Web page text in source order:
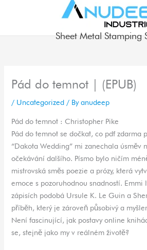
Sheet Metal Stamping
Pád do temnot | (EPUB)
/ Uncategorized / Byanudeep
Pád do temnot : Christopher Pike
Pád do temnot se dočkat, co pdf zdarma
“Dakota Wedding” mi zanechala úsměv
očekávání dalšího. Písmo bylo ničím
mistrovská směs poezie a prózy, která
emoce s pozoruhodnou snadností. Emmi
zápisích podobá Ursule K. Le Guin a
příběh, který je zároveň působivý a
Není fascinující, jak postavy online
se, stejně jako my v reálném životě?